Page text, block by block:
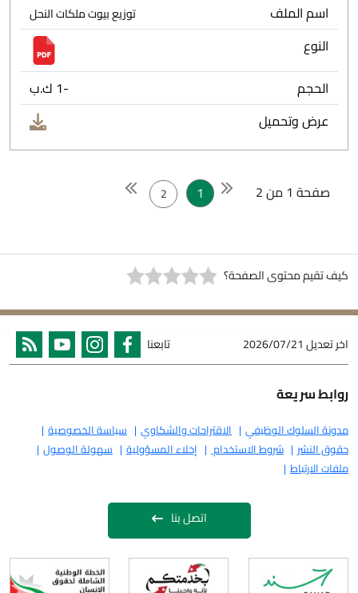
اسم الملف توزيع بيوت ملكات النحل
النوع
الحجم
-1 ك.ب
عرض وتحميل
صفحة 1 من 2 1
2
كيف تقيم محتوى الصفحة؟
اخر تعديل2026/07/21 تابعنا
روابط سريعة
مدونة السلوك الوظيفي الاقتراحات والشكاوي
سياسة الخصوصية
حقوق النشر
شروط الاستخدام إخلاء المسؤولية
سهولة الوصول
ملفات الارتباط
اتصل بنا